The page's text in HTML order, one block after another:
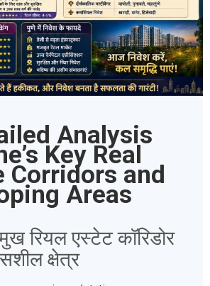
Analysis
Key Real
Corridors and
Areas
रियल एस्टेट कॉरिडोर
क्षेत्र